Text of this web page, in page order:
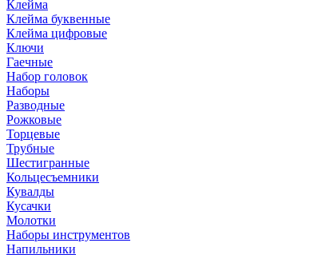
Клейма
Клейма буквенные
Клейма цифровые
Ключи
Гаечные
Набор головок
Наборы
Разводные
Рожковые
Торцевые
Трубные
Шестигранные
Кольцесъемники
Кувалды
Кусачки
Молотки
Наборы инструментов
Напильники